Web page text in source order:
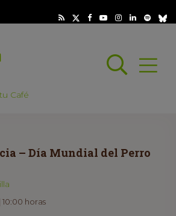
Abrir
Café
– Día Mundial del Perro
horas